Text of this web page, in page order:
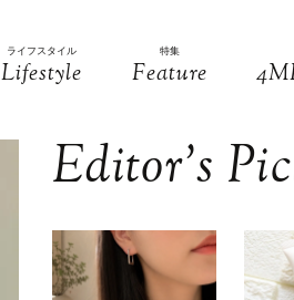
ライフスタイル
Lifestyle
特集
Feature
Editor’s